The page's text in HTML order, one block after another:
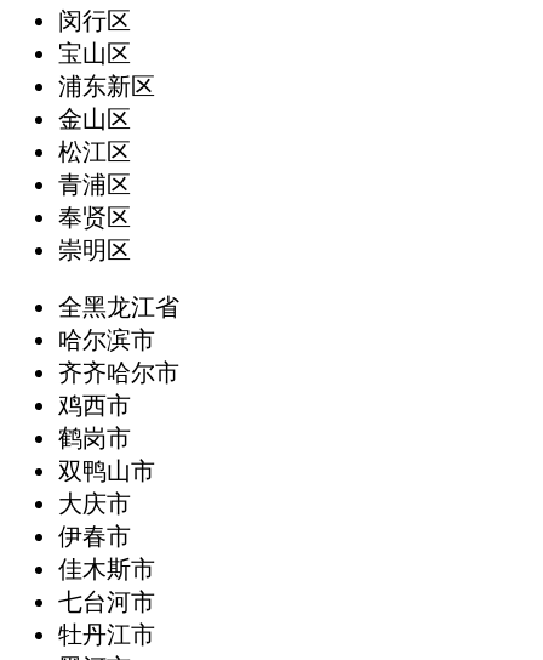
闵行区
宝山区
浦东新区
金山区
松江区
青浦区
奉贤区
崇明区
全黑龙江省
哈尔滨市
齐齐哈尔市
鸡西市
鹤岗市
双鸭山市
大庆市
伊春市
佳木斯市
七台河市
牡丹江市